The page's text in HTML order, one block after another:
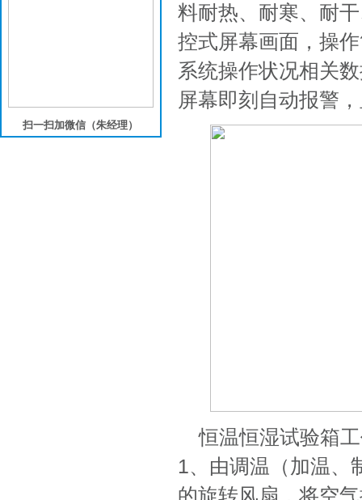
料耐热、耐寒、耐
控式屏幕画面，操
系统操作状况相关
屏幕即刻自动报警
恒温恒湿试验箱
1、由调温（加温、
的旋转风扇，将空
扫一扫加微信（朱经理）